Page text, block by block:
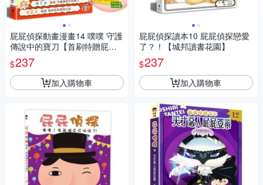
屁屁偵探動畫漫畫14 噗噗 守護
傳說中的寶刀【首刷特贈屁屁
偵探主君造型閃卡】【城邦讀
書花園】
$237
加入購物車
屁屁偵探讀本10 屁屁偵探戀愛
了？！【城邦讀書花園】
$237
加入購物車